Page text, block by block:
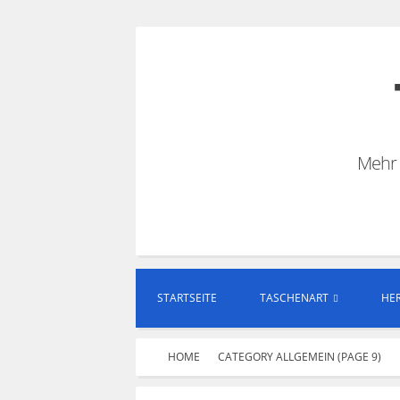
STARTSEITE TASCHENART
HOME CATEGORY ALLGEMEIN (PAGE 9)